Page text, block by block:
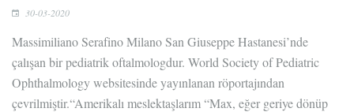
30-03-2020
Massimiliano Serafino Milano San Giuseppe Hastanesi’nde
çalışan bir pediatrik oftalmologdur. World Society of Pediatric
Ophthalmology websitesinde yayınlanan röportajından
çevrilmiştir.“Amerikalı meslektaşlarım “Max, eğer geriye dönüp